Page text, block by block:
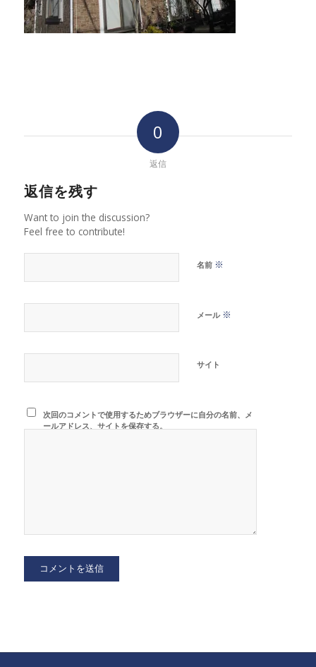
0
返信
返信を残す
Want to join the discussion?
Feel free to contribute!
名前 ※
メール ※
サイト
次回のコメントで使用するためブラウザーに自分の名前、メ
ールアドレス、サイトを保存する。